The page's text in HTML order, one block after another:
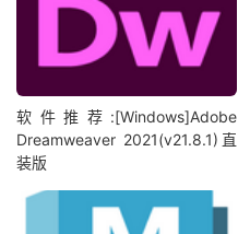
软件推荐:[Windows]Adobe
Dreamweaver 2021(v21.8.1)直
装版